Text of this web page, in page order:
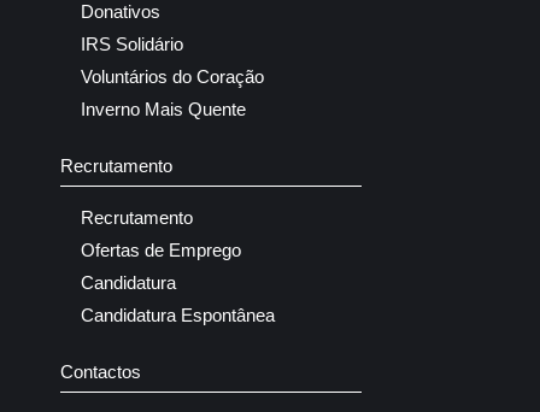
Donativos
IRS Solidário
Voluntários do Coração
Inverno Mais Quente
Recrutamento
Recrutamento
Ofertas de Emprego
Candidatura
Candidatura Espontânea
Contactos